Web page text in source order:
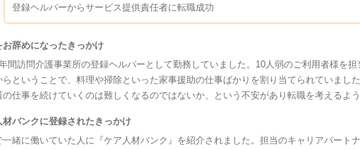
登録ヘルパーからサービス提供責任者に転職成功
お辞めになったきっかけ
間訪問介護事業所の登録ヘルパーとして勤務していました。10人弱のご利用者様を
らということで、料理や掃除といった家事援助の仕事ばかりを割り当てられていまし
の仕事を続けていくのは難しくなるのではないか、という不安があり転職を考えるよう
材バンクに登録されたきっかけ
一緒に働いていた人に『ケア人材バンク』を紹介されました。担当のキャリアパート